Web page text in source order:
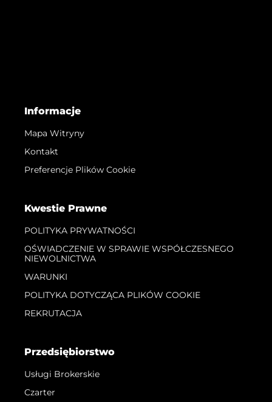
Informacje
Mapa Witryny
Kontakt
Preferencje Plików Cookie
Kwestie Prawne
POLITYKA PRYWATNOŚCI
OŚWIADCZENIE W SPRAWIE WSPÓŁCZESNEGO
NIEWOLNICTWA
WARUNKI
POLITYKA DOTYCZĄCA PLIKÓW COOKIE
REKRUTACJA
Przedsiębiorstwo
Usługi Brokerskie
Czarter